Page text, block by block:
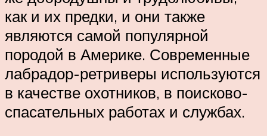
как и их предки, и они также
являются самой популярной
породой в Америке. Современные
лабрадор-ретриверы используются
в качестве охотников, в поисково-
спасательных работах и службах.